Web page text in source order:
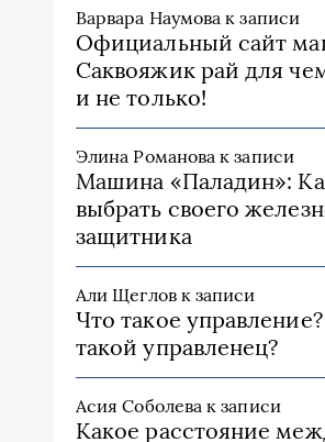
Варвара Наумова к записи
Официальный сайт
Саквояжик рай для
и не только!
Элина Романова к записи
Машина «Паладин»:
выбрать своего
защитника
Али Щегловк записи
Что такое
такой управленец?
Асия Соболева к записи
Какое расстояние